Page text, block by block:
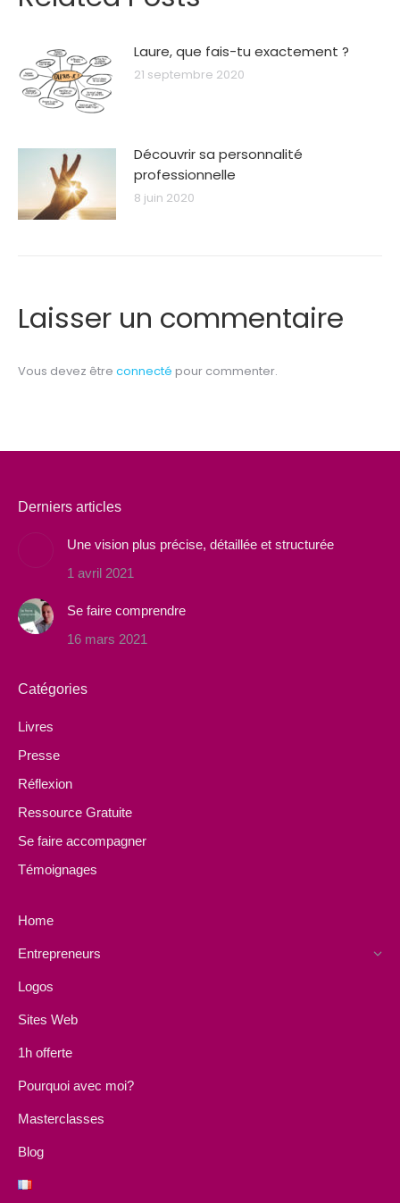
Laure, que fais-tu exactement ?
21 septembre 2020
Découvrir sa personnalité
professionnelle
8 juin 2020
Laisser un commentaire
Vous devez être connecté pour commenter.
Derniers articles
Une vision plus précise, détaillée et structurée
1 avril 2021
Se faire comprendre
16 mars 2021
Catégories
Livres
Presse
Réflexion
Ressource Gratuite
Se faire accompagner
Témoignages
Home
Entrepreneurs
Logos
Sites Web
1h offerte
Pourquoi avec moi?
Masterclasses
Blog